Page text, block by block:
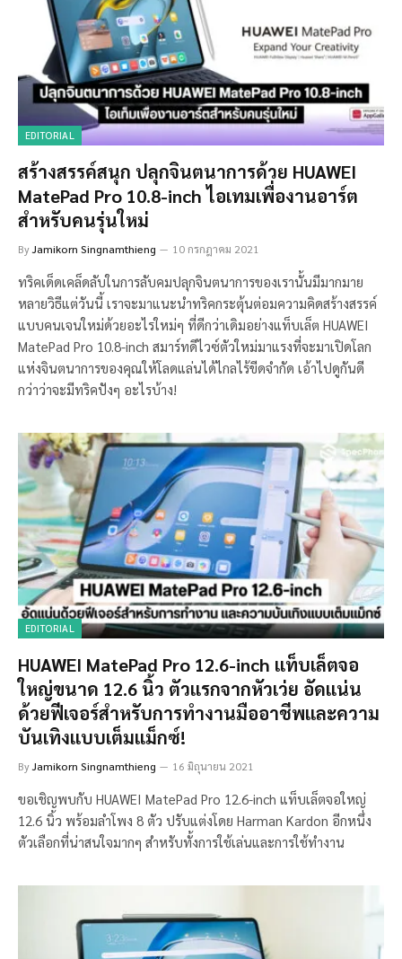
EDITORIAL
สร้างสรรค์สนุก ปลุกจินตนาการด้วย HUAWEI
MatePad Pro 10.8-inch ไอเทมเพื่องานอาร์ต
สำหรับคนรุ่นใหม่
ByJamikorn Singnamthieng 10 กรกฎาคม 2021
ทริคเด็ดเคล็ดลับในการลับคมปลุกจินตนาการของเรานั้นมีมากมาย
หลายวิธีแต่วันนี้ เราจะมาแนะนำทริคกระตุ้นต่อมความคิดสร้างสรรค์
แบบคนเจนใหม่ด้วยอะไรใหม่ๆ ที่ดีกว่าเดิมอย่างแท็บเล็ต HUAWEI
MatePad Pro 10.8-inch สมาร์ทดีไวซ์ตัวใหม่มาแรงที่จะมาเปิดโลก
แห่งจินตนาการของคุณให้โลดแล่นได้ไกลไร้ขีดจำกัด เอ้าไปดูกันดี
กว่าว่าจะมีทริคปังๆ อะไรบ้าง!
EDITORIAL
HUAWEI MatePad Pro 12.6-inch แท็บเล็ตจอ
ใหญ่ขนาด 12.6 นิ้ว ตัวแรกจากหัวเว่ย อัดแน่น
ด้วยฟีเจอร์สำหรับการทำงานมืออาชีพและความ
บันเทิงแบบเต็มแม็กซ์!
ByJamikorn Singnamthieng 16 มิถุนายน 2021
ขอเชิญพบกับ HUAWEI MatePad Pro 12.6-inch แท็บเล็ตจอใหญ่
12.6 นิ้ว พร้อมลำโพง 8 ตัว ปรับแต่งโดย Harman Kardon อีกหนึ่ง
ตัวเลือกที่น่าสนใจมากๆ สำหรับทั้งการใช้เล่นและการใช้ทำงาน